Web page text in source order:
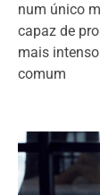
num único
capaz de
mais
comum